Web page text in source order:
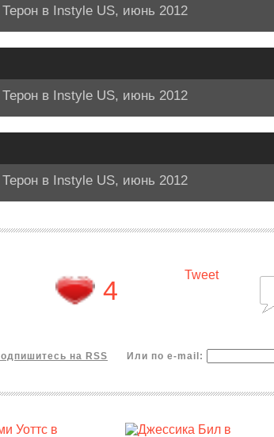
в Instyle US, июнь 2012
в Instyle US, июнь 2012
в Instyle US, июнь 2012
4
Tweet
на RSS Или по e-mail: